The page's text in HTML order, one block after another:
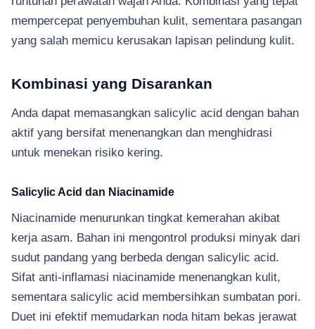
mempercepat penyembuhan kulit, sementara pasangan
yang salah memicu kerusakan lapisan pelindung kulit.
Kombinasi yang Disarankan
Anda dapat memasangkan salicylic acid dengan bahan
aktif yang bersifat menenangkan dan menghidrasi
untuk menekan risiko kering.
Salicylic Acid dan Niacinamide
Niacinamide menurunkan tingkat kemerahan akibat
kerja asam. Bahan ini mengontrol produksi minyak dari
sudut pandang yang berbeda dengan salicylic acid.
Sifat anti-inflamasi niacinamide menenangkan kulit,
sementara salicylic acid membersihkan sumbatan pori.
Duet ini efektif memudarkan noda hitam bekas jerawat